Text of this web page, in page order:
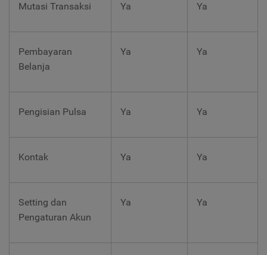
Mutasi Transaksi Ya Ya
Pembayaran
Belanja
Ya Ya
Pengisian Pulsa Ya Ya
Kontak Ya Ya
Setting dan
Pengaturan Akun
Ya Ya